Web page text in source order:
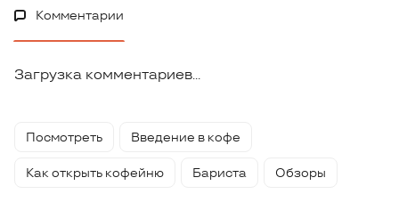
Комментарии
Загрузка комментариев...
Посмотреть
Введение в кофе
Как открыть кофейню
Бариста Обзоры